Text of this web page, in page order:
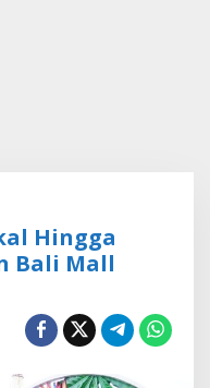
Hingga
Bali Mall